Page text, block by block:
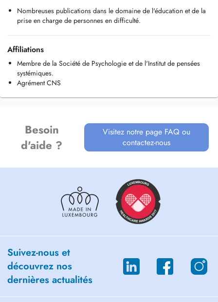
un appuntamento meglio mandare una mail all'indirizzo
g.pregno@pt.luo telefonare (621261701).
Nombreuses publications dans le domaine de l'éducation et de la
prise en charge de personnes en difficulté.
Affiliations
Membre de la Société de Psychologie et de l'Institut de pensées
systémiques.
Agrément CNS
Besoin
d'aide ?
Visitez notre page FAQ ou
contactez-nous
Suivez-nous et
découvrez nos
dernières actualités